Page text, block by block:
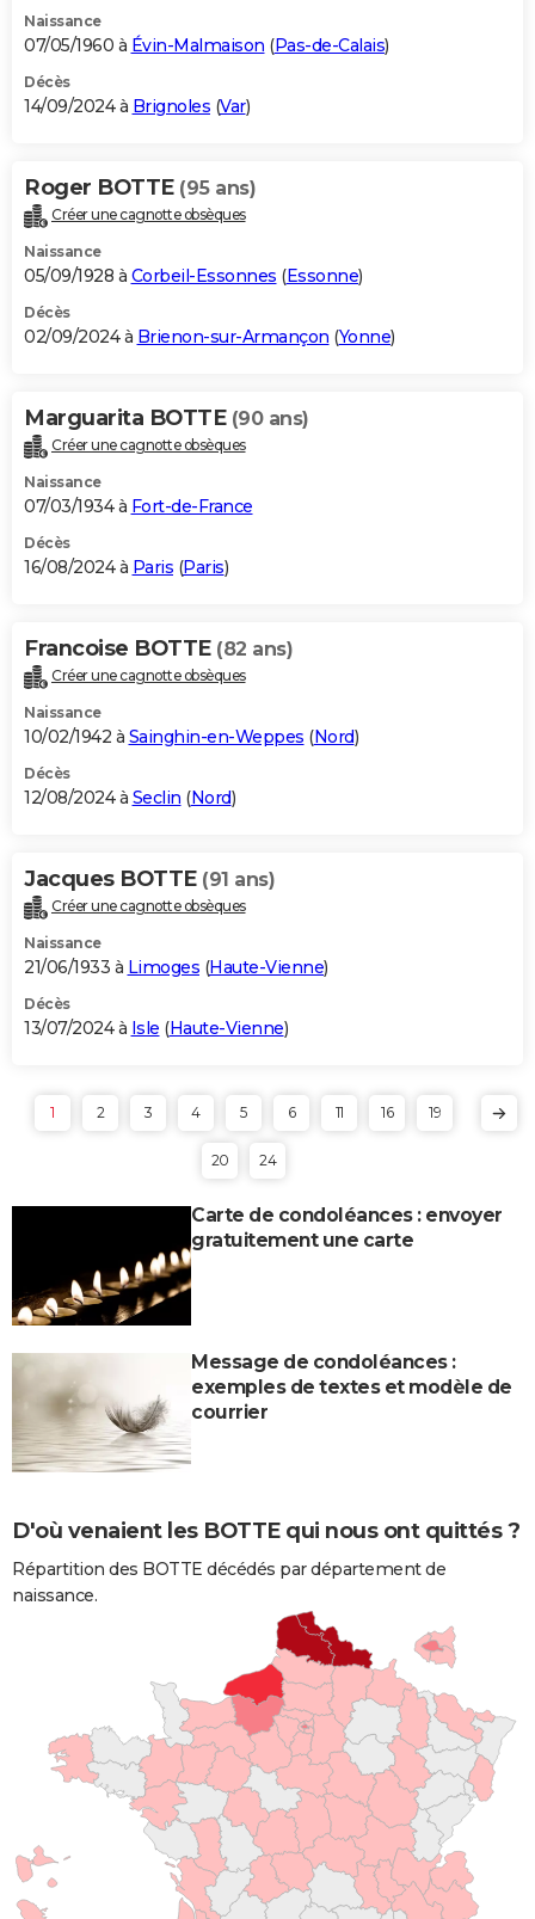
Naissance
07/05/1960 à Évin-Malmaison (Pas-de-Calais)
Décès
14/09/2024 à Brignoles (Var)
Roger BOTTE (95 ans)
Créer une cagnotte obsèques
Naissance
05/09/1928 à Corbeil-Essonnes (Essonne)
Décès
02/09/2024 à Brienon-sur-Armançon (Yonne)
Marguarita BOTTE (90 ans)
Créer une cagnotte obsèques
Naissance
07/03/1934 à Fort-de-France
Décès
16/08/2024 à Paris (Paris)
Francoise BOTTE (82 ans)
Créer une cagnotte obsèques
Naissance
10/02/1942 à Sainghin-en-Weppes (Nord)
Décès
12/08/2024 à Seclin (Nord)
Jacques BOTTE (91 ans)
Créer une cagnotte obsèques
Naissance
21/06/1933 à Limoges (Haute-Vienne)
Décès
13/07/2024 à Isle (Haute-Vienne)
1 2 3 4 5 6 11 16 19
20 24
Carte de condoléances : envoyer
gratuitement une carte
Message de condoléances :
exemples de textes et modèle de
courrier
D'où venaient les BOTTE qui nous ont quittés ?
Répartition des BOTTE décédés par département de
naissance.